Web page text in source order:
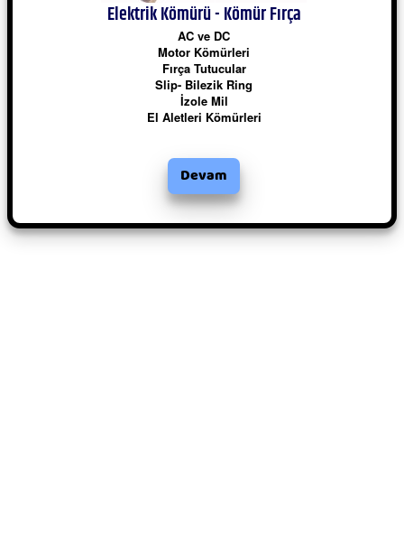
Elektrik Kömürü - Kömür Fırça
AC ve DC
Motor Kömürleri
Fırça Tutucular
Slip- Bilezik Ring
İzole Mil
El Aletleri Kömürleri
Devam